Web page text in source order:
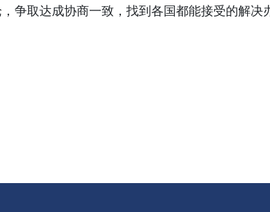
争取达成协商一致，找到各国都能接受的解决